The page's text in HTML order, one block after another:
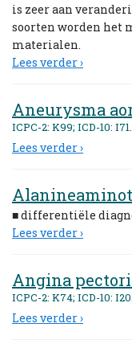
is zeer aan
soorten worden het
materialen.
Lees verder ›
Aneurysma
ICPC-2: K99; ICD-10:
Lees verder ›
■ differentiële
Lees verder ›
Angina
ICPC-2: K74; ICD-10:
Lees verder ›